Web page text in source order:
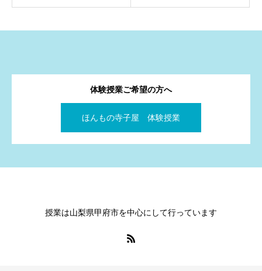
体験授業ご希望の方へ
ほんもの寺子屋 体験授業
授業は山梨県甲府市を中心にして行っています